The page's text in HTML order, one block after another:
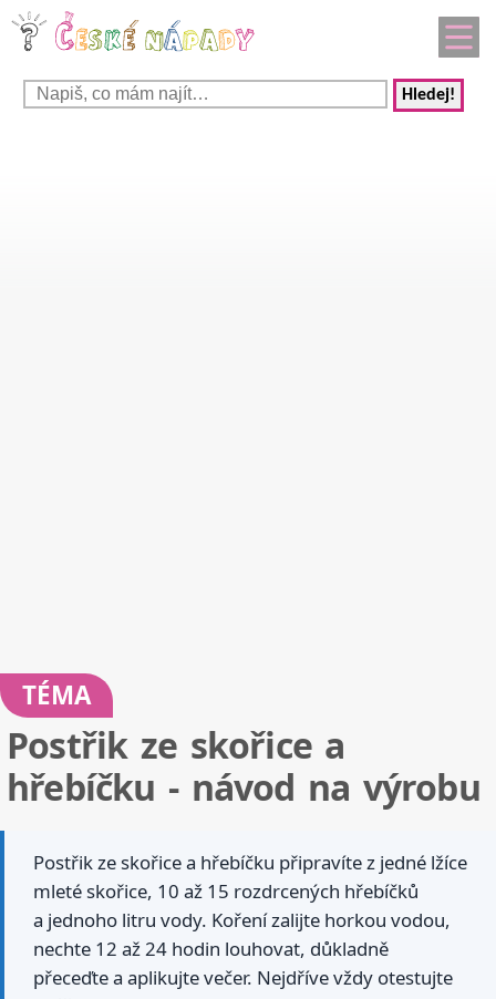
Hledej!
TÉMA
Postřik ze skořice a
hřebíčku - návod na výrobu
Postřik ze skořice a hřebíčku připravíte z jedné lžíce
mleté skořice, 10 až 15 rozdrcených hřebíčků
a jednoho litru vody. Koření zalijte horkou vodou,
nechte 12 až 24 hodin louhovat, důkladně
přeceďte a aplikujte večer. Nejdříve vždy otestujte